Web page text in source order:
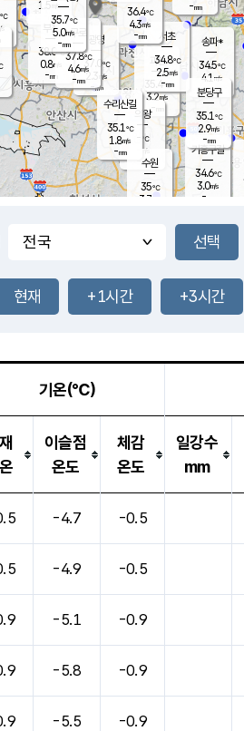
과천
35.4℃
3.2m/s
- mm
-mm
35.8
℃
m/s
37.1℃
2.0m/s
-mm
의왕
- ℃
m/s
mm
1.5 m/s
mm
광명
37.0
℃
2.3 m/s
-mm
부천
38.0℃
0.8m/s
-mm
-mm
구로
37.8℃
4.6m/s
-mm
-mm
송파*
34.5℃
4.1 m/s
-mm
서초
34.8℃
2.5m/s
-mm
기흥구갈
34.6℃
3.0m/s
-
수리산길
35.1℃
1.8m/s
-mm
분당구
35.1℃
2.9m/s
-mm
35.7℃
5.0m/s
-mm
수원
35℃
3.7 m/s
36.4℃
4.3m/s
-mm
현재 +1시간 +3시간
기온(℃)
이슬점
온도
체감
온도
일강수
mm
-4.7 -0.5
-4.9 -0.5
-5.1 -0.9
-5.8 -0.9
-5.5 -0.9